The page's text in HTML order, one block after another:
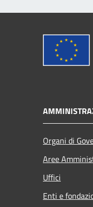
Organi di
Aree
Uffici
Enti e